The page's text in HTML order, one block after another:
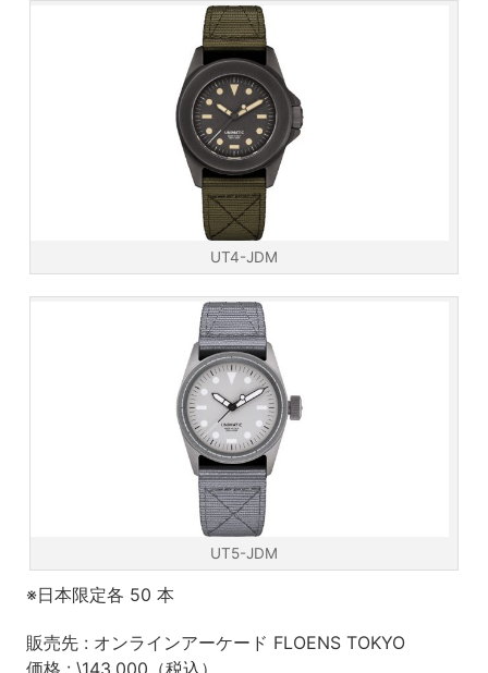
UT4-JDM
UT5-JDM
※日本限定各 50 本
販売先 : オンラインアーケード FLOENS TOKYO
価格 : \143,000（税込）